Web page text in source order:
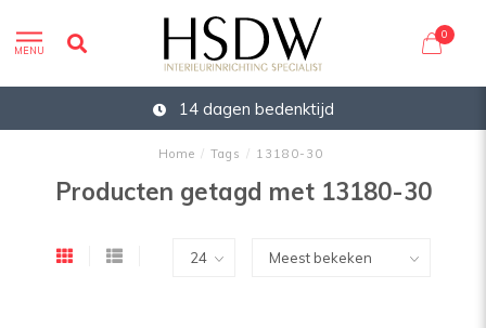
MENU
0
14 dagen bedenktijd
Home / Tags / 13180-30
Producten getagd met 13180-30